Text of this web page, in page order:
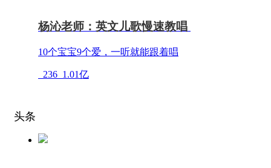
杨沁老师：英文儿歌慢速教唱
10个宝宝9个爱，一听就能跟着唱
236 1.01亿
头条